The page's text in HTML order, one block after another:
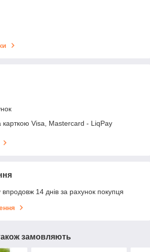
Visa, Mastercard - LiqPay
14 днів за рахунок покупця
замовляють